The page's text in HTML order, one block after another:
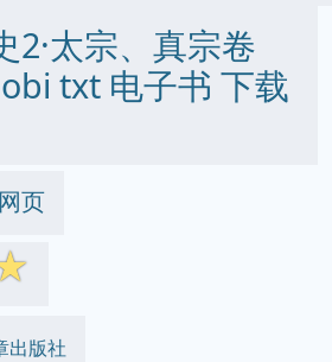
2·太宗、真宗卷
txt 电子书 下载
页
出版社